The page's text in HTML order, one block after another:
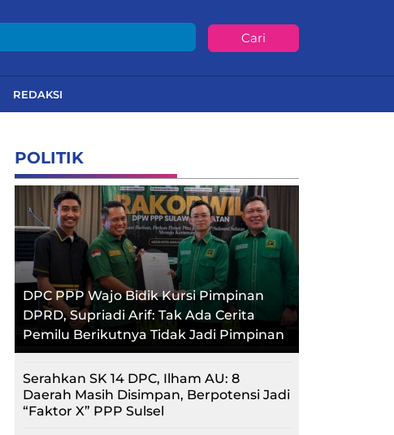
Cari
REDAKSI
POLITIK
DPC PPP Wajo Bidik Kursi Pimpinan
DPRD, Supriadi Arif: Tak Ada Cerita
Pemilu Berikutnya Tidak Jadi Pimpinan
Serahkan SK 14 DPC, Ilham AU: 8
Daerah Masih Disimpan, Berpotensi Jadi
“Faktor X” PPP Sulsel